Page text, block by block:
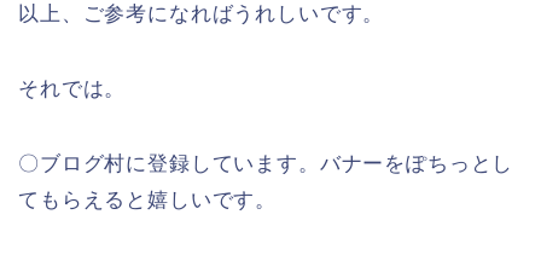
以上、ご参考になればうれしいです。
それでは。
〇ブログ村に登録しています。バナーをぽちっとし
てもらえると嬉しいです。